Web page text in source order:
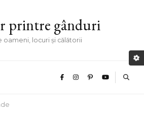
printre gânduri
oameni, locuri și călătorii